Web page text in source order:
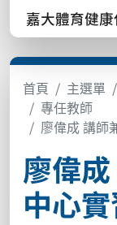
嘉大體育健
首頁 主選單
專任教師
廖偉成 講師
廖偉
中心